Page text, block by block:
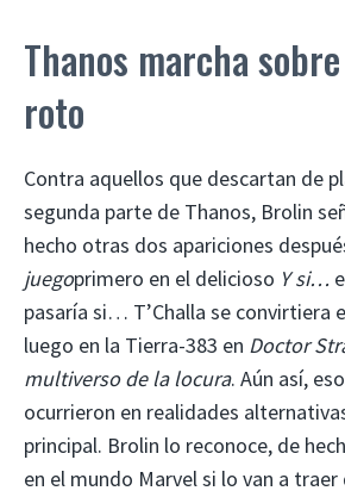
Thanos marcha
roto
Contra aquellos que descartan de
segunda parte de Thanos, Brolin
hecho otras dos apariciones
juegoprimero en el delicioso Y si…
pasaría si… T’Challa se convirtiera
luego en la Tierra-383 en Doctor
multiverso de la locura. Aún así,
ocurrieron en realidades
principal. Brolin lo reconoce, de
en el mundo Marvel si lo van a traer